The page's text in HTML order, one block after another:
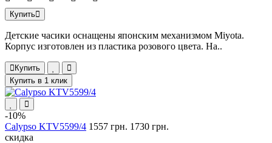
Купить
Детские часики оснащены японским механизмом Miyota.
Корпус изготовлен из пластика розового цвета. На..
Купить
Купить в 1 клик
-10%
Calypso KTV5599/4 1557 грн. 1730 грн.
скидка